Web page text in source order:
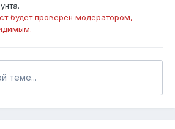
будет проверен модератором,
теме...